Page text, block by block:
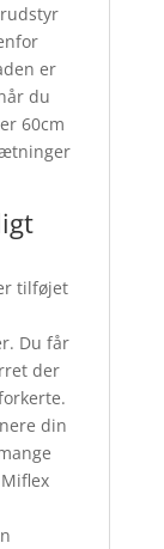
er
du
60cm
tilføjet
Du får
der
din